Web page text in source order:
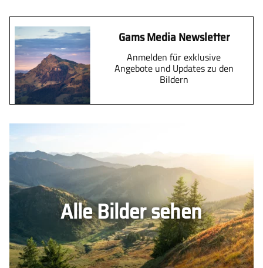
Gams Media Newsletter
Anmelden für exklusive
Angebote und Updates zu den
Bildern
Alle Bilder sehen